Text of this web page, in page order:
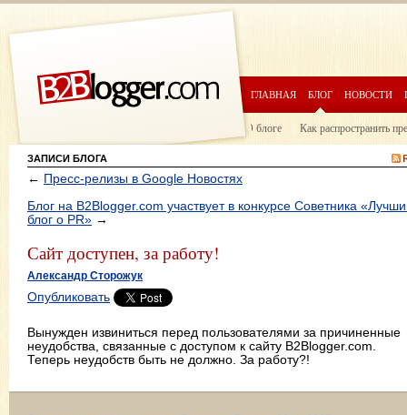
ГЛАВНАЯ БЛОГ НОВОСТИ
О блоге Как распространить
ЗАПИСИ БЛОГА
← Пресс-релизы в Google Новостях
Блог на B2Blogger.com участвует в конкурсе Советника
блог о PR» →
Сайт доступен, за работу!
Александр Сторожук
Опубликовать
Вынужден извиниться перед пользователями за причиненные
неудобства, связанные с доступом к сайту B2Blogger.com.
Теперь неудобств быть не должно. За работу?!